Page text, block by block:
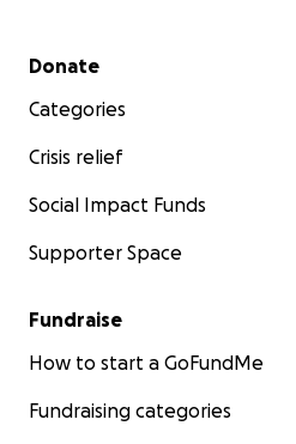
Secondary menu
Donate
Categories
Crisis relief
Social Impact Funds
Supporter Space
Fundraise
How to start a GoFundMe
Fundraising categories